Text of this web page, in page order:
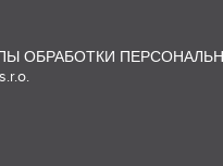
ОБРАБОТКИ